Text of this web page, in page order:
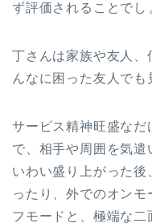
ず評価されることでし
丁さんは家族や友人
んなに困った友人でも
サービス精神旺盛なだ
で、相手や周囲を気
いわい盛り上がった後
ったり、外でのオン
フモードと、極端な二